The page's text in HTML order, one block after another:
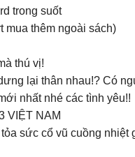
trong suốt
mua thêm ngoài sách)
thú vị!
lại thân nhau!? Có
nhất nhé các tình yêu!!
VIỆT NAM
sức cổ vũ cuồng